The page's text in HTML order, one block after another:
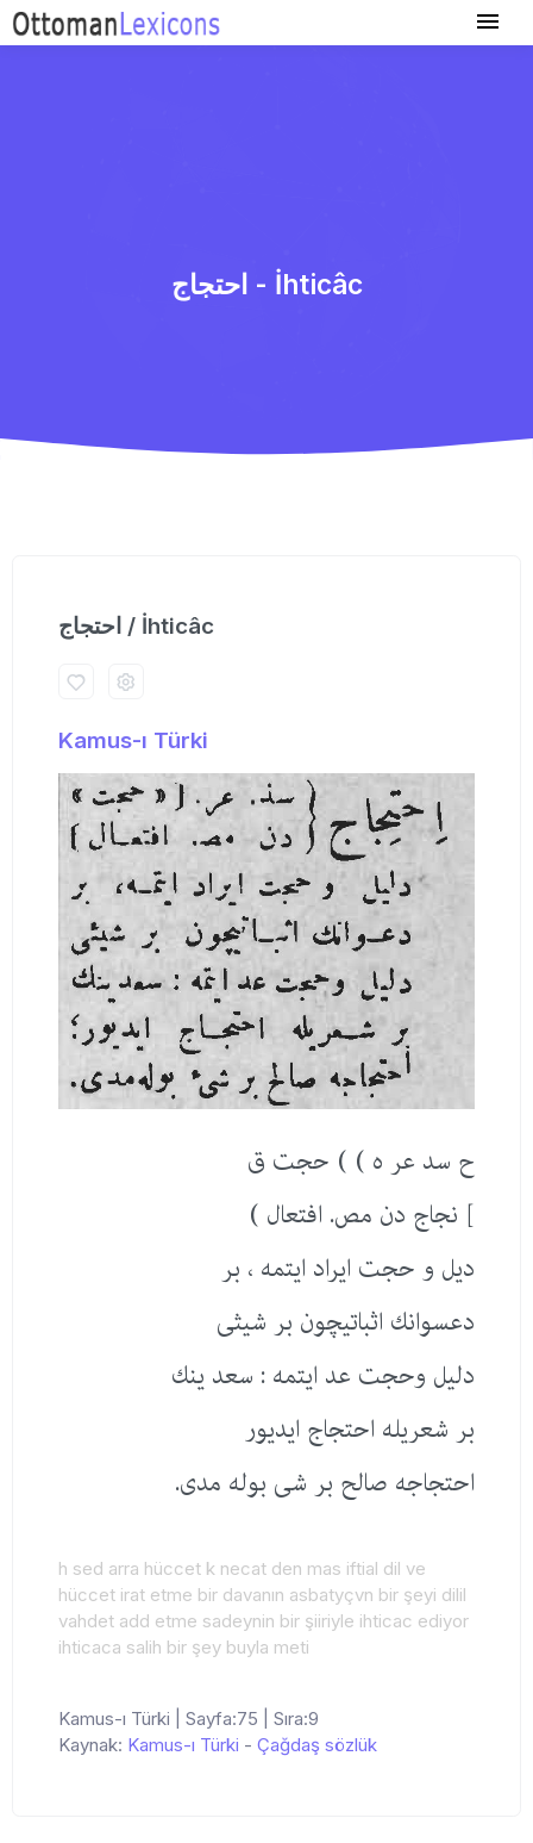
احتجاج - İhticâc
احتجاج / İhticâc
Kamus-ı Türki
ح سد عر ه ) ) حجت ق
] نجاج دن مص. افتعال )
دیل و حجت ایراد ایتمه ، بر
دعسوانك اثباتیچون بر شیثی
دلیل وحجت عد ایتمه : سعد ینك
بر شعریله احتجاج ایدیور
احتجاجه صالح بر شی بوله مدی.
h sed arra hüccet k necat den mas iftial dil ve
hüccet irat etme bir davanın asbatyçvn bir şeyi dilil
vahdet add etme sadeynin bir şiiriyle ihticac ediyor
ihticaca salih bir şey buyla meti
Kamus-ı Türki | Sayfa:75 | Sıra:9
Kaynak: Kamus-ı Türki - Çağdaş sözlük